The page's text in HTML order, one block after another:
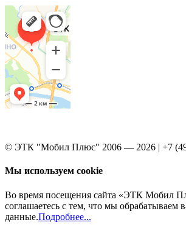
© ЭТК "Мобил Плюс" 2006 — 2026 | +7
Мы используем cookie
Во время посещения сайта «ЭТК Мобил
соглашаетесь с тем, что мы обрабатываем
данные.Подробнее...